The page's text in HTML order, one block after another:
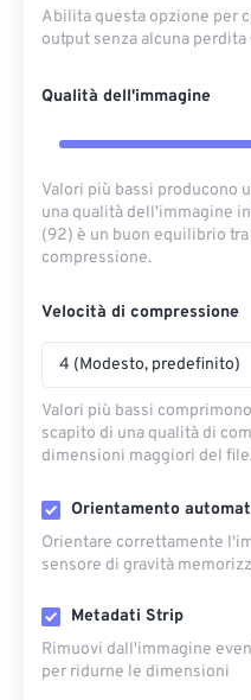
Abilita questa opzione per
output senza alcuna
Qualità dell'immagine
Valori più bassi producono
una qualità dell'immagine
(92) è un buon equilibrio
compressione.
Velocità di compressione
4 (Modesto, predefinito)
Valori più bassi
scapito di una qualità di
dimensioni maggiori del
Orientamento
Orientare correttamente
sensore di gravità
Metadati Strip
Rimuovi dall'immagine
per ridurne le dimensioni